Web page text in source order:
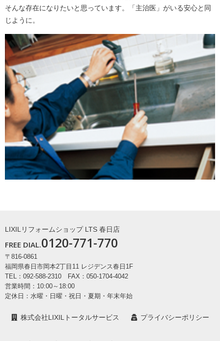
そんな存在になりたいと思っています。「主治医」がいる安心と同
じように。
LIXILリフォームショップ LTS 春日店
FREE DIAL.0120-771-770
〒816-0861
福岡県春日市岡本2丁目11 レジデンス春日1F
TEL：092-588-2310 FAX：050-1704-4042
営業時間：10:00～18:00
定休日：水曜・日曜・祝日・夏期・年末年始
株式会社LIXILトータルサービス プライバシーポリシー